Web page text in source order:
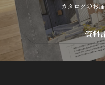
カタログのお